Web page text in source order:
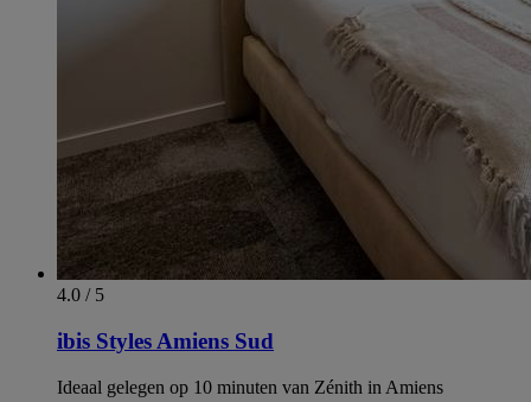
4.0 / 5
ibis Styles Amiens Sud
Ideaal gelegen op 10 minuten van Zénith in Amiens